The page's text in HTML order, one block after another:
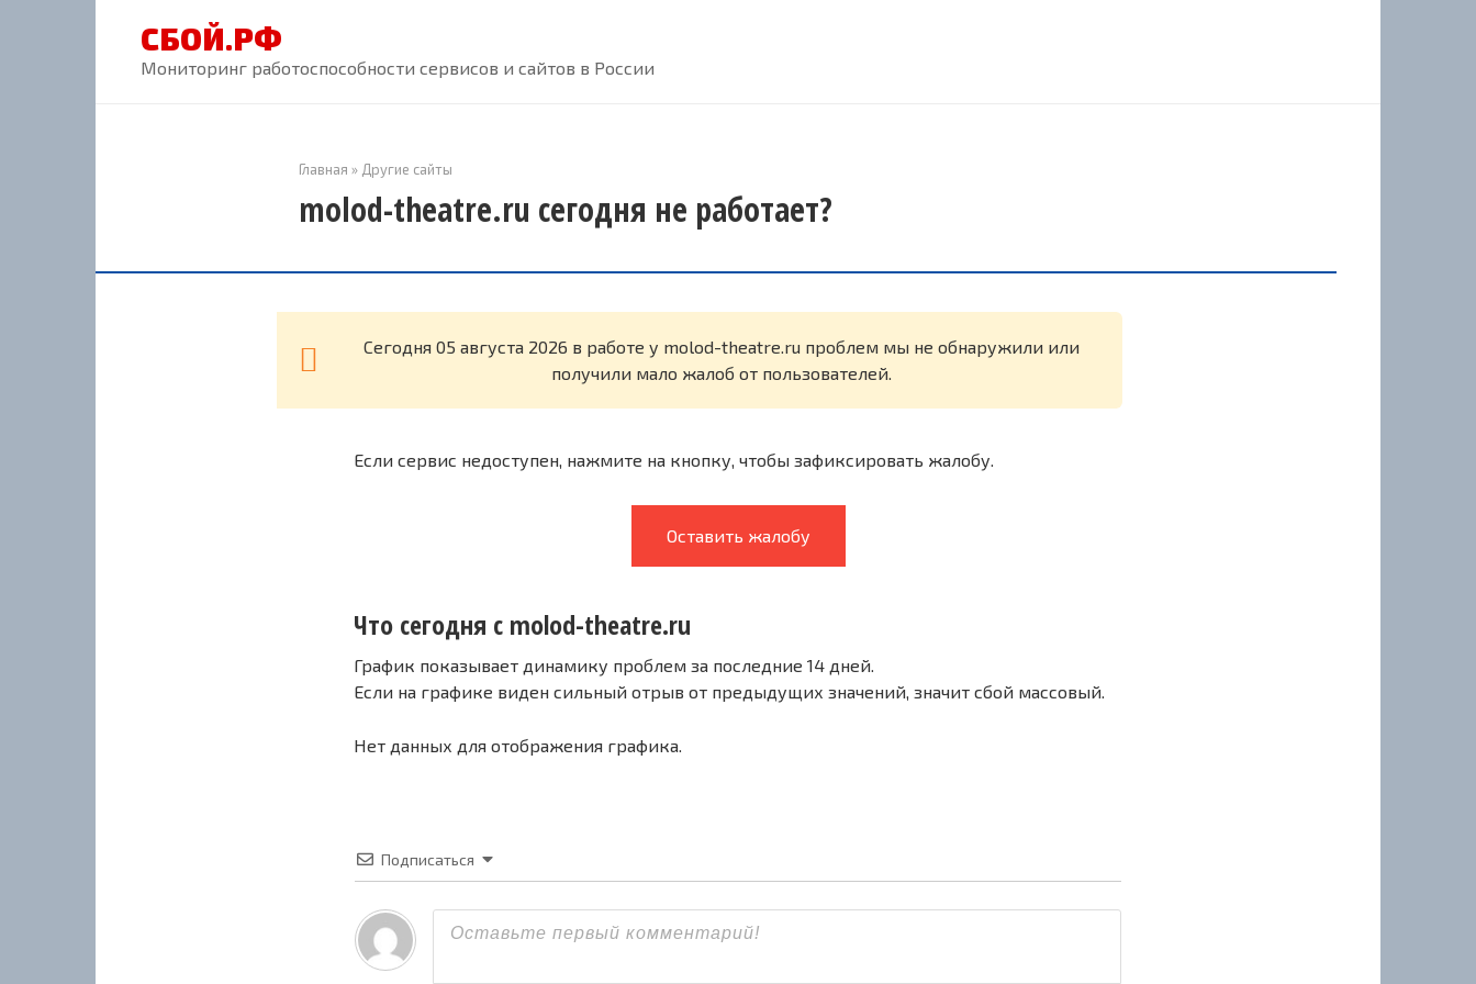
СБОЙ.РФ
Мониторинг работоспособности сервисов и сайтов в России
Главная » Другие сайты
molod-theatre.ru сегодня не работает?
Cегодня 05 августа 2026 в работе у molod-theatre.ru проблем мы не обнаружили или
получили мало жалоб от пользователей.
Если сервис недоступен, нажмите на кнопку, чтобы зафиксировать жалобу.
Оставить жалобу
Что сегодня с molod-theatre.ru
График показывает динамику проблем за последние 14 дней.
Если на графике виден сильный отрыв от предыдущих значений, значит сбой массовый.
Нет данных для отображения графика.
Подписаться